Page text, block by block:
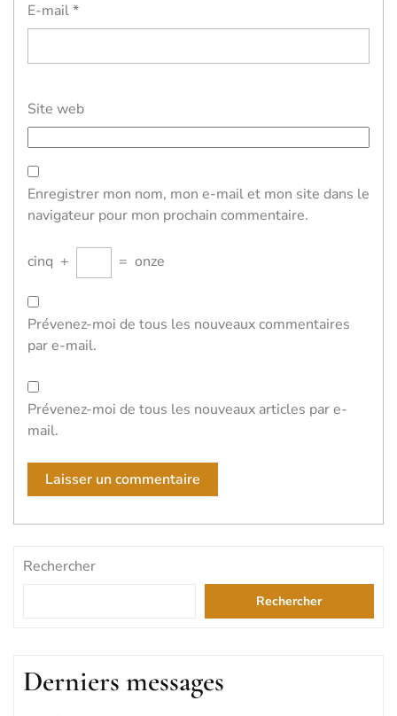
E-mail*
Site web
Enregistrer mon nom, mon e-mail et mon site dans le
navigateur pour mon prochain commentaire.
cinq + = onze
Prévenez-moi de tous les nouveaux commentaires
par e-mail.
Prévenez-moi de tous les nouveaux articles par e-
mail.
Rechercher
Rechercher
Derniers messages